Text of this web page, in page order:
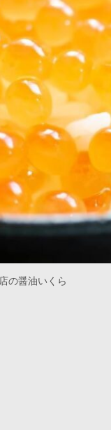
の醤油いくら